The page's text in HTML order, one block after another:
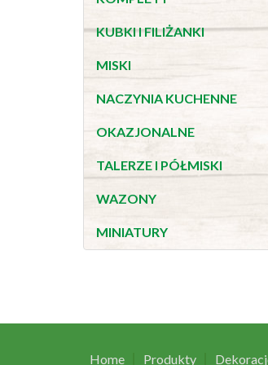
KUBKI I FILIŻANKI
MISKI
NACZYNIA KUCHENNE
OKAZJONALNE
TALERZE I PÓŁMISKI
WAZONY
MINIATURY
Home Produkty